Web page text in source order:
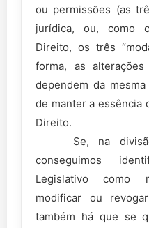
ou permissões (as
jurídica, ou, como
Direito, os três
forma, as
dependem da
de manter a essência
Direito.
Se, na divisão
conseguimos
Legislativo como
modificar ou
também há que se